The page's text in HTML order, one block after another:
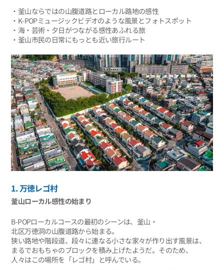
‧釜山ならではの山腹道路とローカル路地の感性
‧K-POPミュージックビデオのような風景とフォトスポット
‧海・芸術・夕日がつながる感性あふれる旅
‧釜山市民の日常にもっとも近い旅行ルート
1. 万徳レゴ村
釜山ローカル感性の始まり
B-POPローカルコースの最初のシーンは、釜山・
北区万徳洞の山腹道路から始まる。
狭い路地や階段道、段々に連なる小さな家々が作り出す風景は、
まるでおもちゃのブロックを積み上げたようだ。そのため、
人々はこの場所を「レゴ村」と呼んでいる。